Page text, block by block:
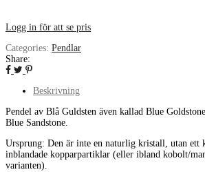
Logg in för att se pris
Categories: Pendlar
Share:
Beskrivning
Pendel av Blå Guldsten även kallad Blue
Blue Sandstone.
Ursprung: Den är inte en naturlig kristall, utan ett
inblandade kopparpartiklar (eller ibland kobolt/
varianten).